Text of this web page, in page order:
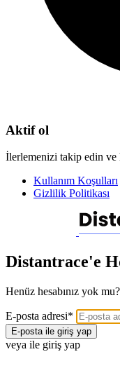
Aktif ol
İlerlemenizi takip edin ve
Kullanım Koşulları
Gizlilik Politikası
Distantrace'e
Henüz hesabınız yok mu?
E-posta adresi*
E-posta ile giriş yap
veya ile giriş yap